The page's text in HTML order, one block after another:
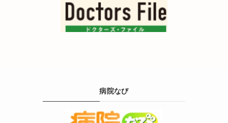
病院なび